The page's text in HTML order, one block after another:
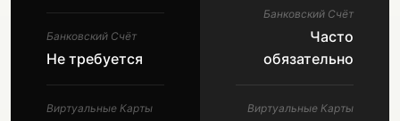
Банковский Счёт
Не требуется
Виртуальные Карты
Банковский Счёт
Часто
обязательно
Виртуальные Карты